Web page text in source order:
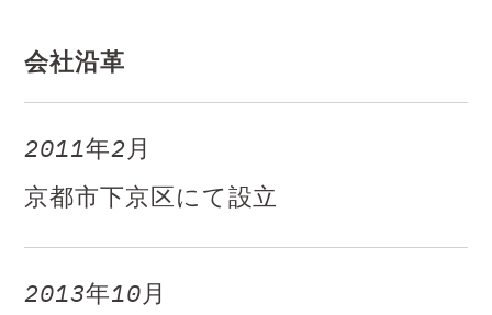
会社沿革
2011年2月
京都市下京区にて設立​
2013年10月​